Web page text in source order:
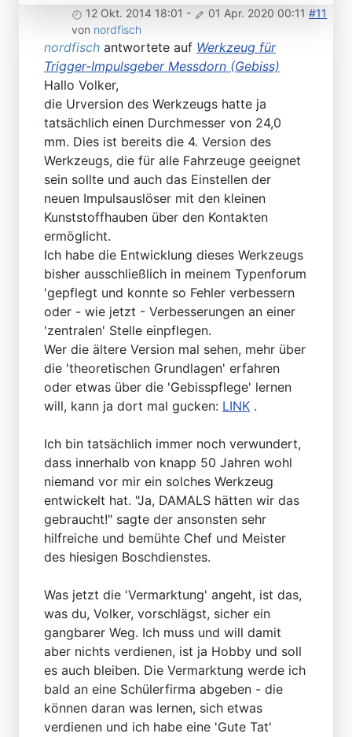
12 Okt. 2014 18:01 - 01 Apr. 2020 00:11 #11
von nordfisch
nordfisch antwortete auf Werkzeug für
Trigger-Impulsgeber Messdorn (Gebiss)
Hallo Volker,
die Urversion des Werkzeugs hatte ja
tatsächlich einen Durchmesser von 24,0
mm. Dies ist bereits die 4. Version des
Werkzeugs, die für alle Fahrzeuge geeignet
sein sollte und auch das Einstellen der
neuen Impulsauslöser mit den kleinen
Kunststoffhauben über den Kontakten
ermöglicht.
Ich habe die Entwicklung dieses Werkzeugs
bisher ausschließlich in meinem Typenforum
'gepflegt und konnte so Fehler verbessern
oder - wie jetzt - Verbesserungen an einer
'zentralen' Stelle einpflegen.
Wer die ältere Version mal sehen, mehr über
die 'theoretischen Grundlagen' erfahren
oder etwas über die 'Gebisspflege' lernen
will, kann ja dort mal gucken: LINK .
Ich bin tatsächlich immer noch verwundert,
dass innerhalb von knapp 50 Jahren wohl
niemand vor mir ein solches Werkzeug
entwickelt hat. "Ja, DAMALS hätten wir das
gebraucht!" sagte der ansonsten sehr
hilfreiche und bemühte Chef und Meister
des hiesigen Boschdienstes.
Was jetzt die 'Vermarktung' angeht, ist das,
was du, Volker, vorschlägst, sicher ein
gangbarer Weg. Ich muss und will damit
aber nichts verdienen, ist ja Hobby und soll
es auch bleiben. Die Vermarktung werde ich
bald an eine Schülerfirma abgeben - die
können daran was lernen, sich etwas
verdienen und ich habe eine 'Gute Tat'